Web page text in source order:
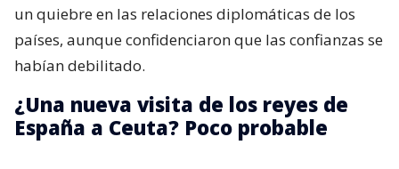
un quiebre en las relaciones diplomáticas de los
países, aunque confidenciaron que las confianzas se
habían debilitado.
¿Una nueva visita de los reyes de
España a Ceuta? Poco probable